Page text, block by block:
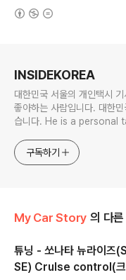
INSIDEKOREA
대한민국 서울의 개인택시
좋아하는 사람입니다. 대한
습니다. He is a personal taxi driver from Seoul,
play. I will give you
구독하기
My Car Story 의 다른
튜닝 - 쏘나타 뉴라이즈
SE) Crulse control(크